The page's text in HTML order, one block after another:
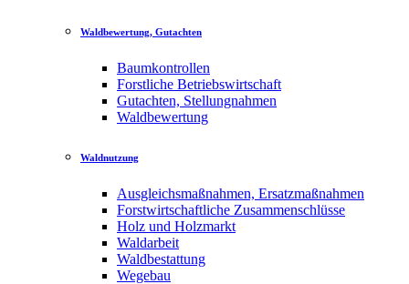
Waldbewertung, Gutachten
Baumkontrollen
Forstliche Betriebswirtschaft
Gutachten, Stellungnahmen
Waldbewertung
Waldnutzung
Ausgleichsmaßnahmen, Ersatzmaßnahmen
Forstwirtschaftliche Zusammenschlüsse
Holz und Holzmarkt
Waldarbeit
Waldbestattung
Wegebau